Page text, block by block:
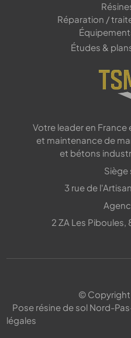
Réparation /
Études &
Votre leader en
et maintenance de
et bétons
Siège
3 rue de
2 ZA Les Piboules,
© Copyright
Pose résine de sol Nord-
légales